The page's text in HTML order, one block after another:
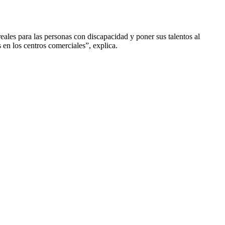
para las personas con discapacidad y poner sus talentos al
los centros comerciales”, explica.